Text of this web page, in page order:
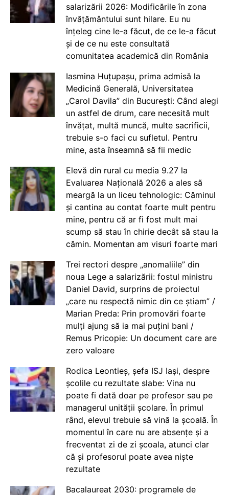
salarizării 2026: Modificările în zona
învățământului sunt hilare. Eu nu
înțeleg cine le-a făcut, de ce le-a făcut
și de ce nu este consultată
comunitatea academică din România
Iasmina Huțupașu, prima admisă la
Medicină Generală, Universitatea
„Carol Davila” din București: Când alegi
un astfel de drum, care necesită mult
învățat, multă muncă, multe sacrificii,
trebuie s-o faci cu sufletul. Pentru
mine, asta înseamnă să fii medic
Elevă din rural cu media 9.27 la
Evaluarea Națională 2026 a ales să
meargă la un liceu tehnologic: Căminul
și cantina au contat foarte mult pentru
mine, pentru că ar fi fost mult mai
scump să stau în chirie decât să stau la
cămin. Momentan am visuri foarte mari
Trei rectori despre „anomaliile” din
noua Lege a salarizării: fostul ministru
Daniel David, surprins de proiectul
„care nu respectă nimic din ce știam” /
Marian Preda: Prin promovări foarte
mulți ajung să ia mai puțini bani /
Remus Pricopie: Un document care are
zero valoare
Rodica Leontieș, șefa ISJ Iași, despre
școlile cu rezultate slabe: Vina nu
poate fi dată doar pe profesor sau pe
managerul unității școlare. În primul
rând, elevul trebuie să vină la școală. În
momentul în care nu are absențe și a
frecventat zi de zi școala, atunci clar
că și profesorul poate avea niște
rezultate
Bacalaureat 2030: programele de